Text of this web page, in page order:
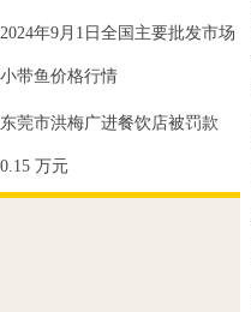
2024年9月1日全国主要批发市场
小带鱼价格行情
东莞市洪梅广进餐饮店被罚款
0.15 万元